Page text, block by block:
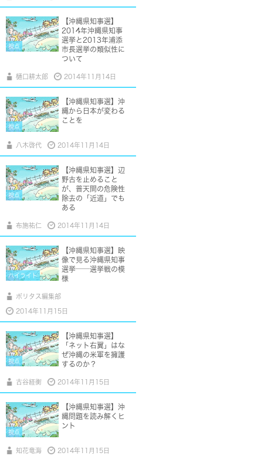
視点
【沖縄県知事選】
2014年沖縄県知事
選挙と2013年浦添
市長選挙の類似性に
ついて
樋口耕太郎 2014年11月14日
視点
【沖縄県知事選】沖
縄から日本が変わる
ことを
八木啓代 2014年11月14日
視点
【沖縄県知事選】辺
野古を止めること
が、普天間の危険性
除去の「近道」でも
ある
布施祐仁 2014年11月14日
ハイライト
【沖縄県知事選】映
像で見る沖縄県知事
選挙──選挙戦の模
様
ポリタス編集部
2014年11月15日
視点
【沖縄県知事選】
「ネット右翼」はな
ぜ沖縄の米軍を擁護
するのか？
古谷経衡 2014年11月15日
視点
【沖縄県知事選】沖
縄問題を読み解くヒ
ント
知花竜海 2014年11月15日